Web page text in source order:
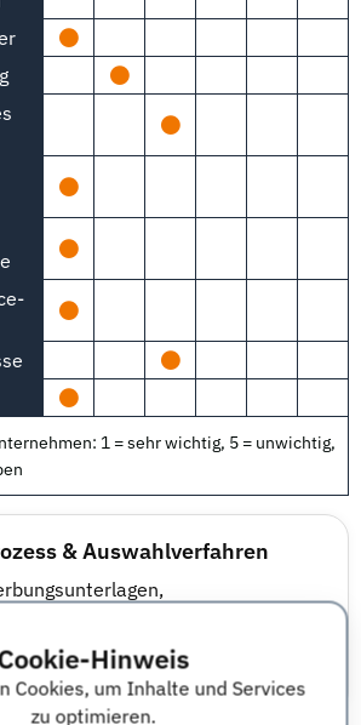
Hinweis
Cookies, um Inhalte und Services
zu optimieren.
1 = sehr wichtig, 5 = unwichtig,
& Auswahlverfahren
Human Resources per Zoom oder
Center bei Traineeprogrammen